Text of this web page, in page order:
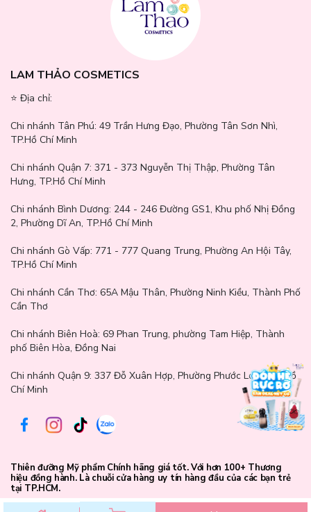
LAM THẢO COSMETICS
⭐️ Địa chỉ:
Chi nhánh Tân Phú: 49 Trần Hưng Đạo, Phường Tân Sơn Nhì,
TP.Hồ Chí Minh
Chi nhánh Quận 7: 371 - 373 Nguyễn Thị Thập, Phường Tân
Hưng, TP.Hồ Chí Minh
Chi nhánh Bình Dương: 244 - 246 Đường GS1, Khu phố Nhị Đồng
2, Phường Dĩ An, TP.Hồ Chí Minh
Chi nhánh Gò Vấp: 771 - 777 Quang Trung, Phường An Hội Tây,
TP.Hồ Chí Minh
Chi nhánh Cần Thơ: 65A Mậu Thân, Phường Ninh Kiều, Thành Phố
Cần Thơ
Chi nhánh Biên Hoà: 69 Phan Trung, phường Tam Hiệp, Thành
phố Biên Hòa, Đồng Nai
Chi nhánh Quận 9: 337 Đỗ Xuân Hợp, Phường Phước Long, TP.Hồ
Chí Minh
Thiên đưỡng Mỹ phẩm Chính hãng giá tốt. Với hơn 100+ Thương
hiệu đồng hành. Là chuỗi cửa hàng uy tín hàng đầu của các bạn trẻ
tại TP.HCM.
Công ty TNHH Lam Thảo Cosmetics - Giấy phép kinh doanh số